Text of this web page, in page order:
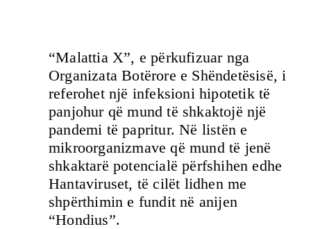
“Malattia X”, e përkufizuar nga
Organizata Botërore e Shëndetësisë, i
referohet një infeksioni hipotetik të
panjohur që mund të shkaktojë një
pandemi të papritur. Në listën e
mikroorganizmave që mund të jenë
shkaktarë potencialë përfshihen edhe
Hantaviruset, të cilët lidhen me
shpërthimin e fundit në anijen
“Hondius”.